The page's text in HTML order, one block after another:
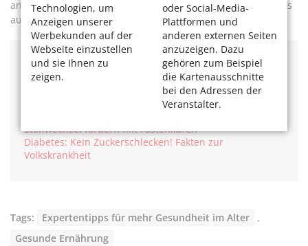
Technologien, um
Anzeigen unserer
Werbekunden auf der
Webseite einzustellen
und sie Ihnen zu
zeigen.
oder Social-Media-
Plattformen und
anderen externen Seiten
anzuzeigen. Dazu
gehören zum Beispiel
die Kartenausschnitte
bei den Adressen der
Veranstalter.
anders geht, durch die Einnahme eines Vitamin-D- Präparats
ausgleichen.
Mehr Gesundheitsthemen? Das könnte Sie auch
interessieren:
Stoffwechsel fördern mit Fastenkuren
Diabetes: Kein Zuckerschlecken! Fakten zur
Volkskrankheit
Tags: Expertentipps für mehr Gesundheit im Alter
,
Gesunde Ernährung